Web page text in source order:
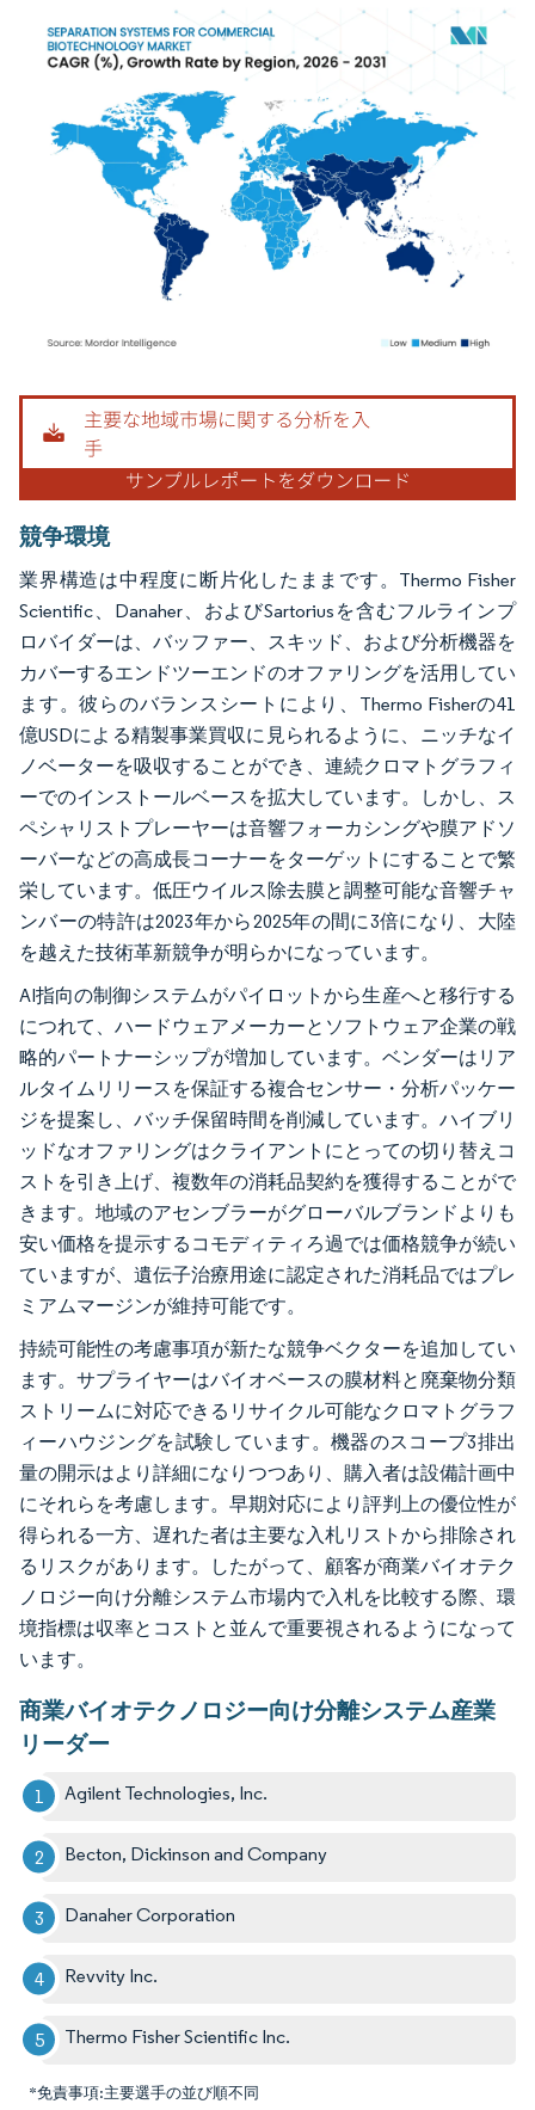
画像 © Mordor Intelligence。再利用にはCC BY 4.0の表示が必要です。
競争環境
業界構造は中程度に断片化したままです。Thermo Fisher
Scientific、Danaher、およびSartoriusを含むフルラインプ
ロバイダーは、バッファー、スキッド、および分析機器を
カバーするエンドツーエンドのオファリングを活用してい
ます。彼らのバランスシートにより、Thermo Fisherの41
億USDによる精製事業買収に見られるように、ニッチなイ
ノベーターを吸収することができ、連続クロマトグラフィ
ーでのインストールベースを拡大しています。しかし、ス
ペシャリストプレーヤーは音響フォーカシングや膜アドソ
ーバーなどの高成長コーナーをターゲットにすることで繁
栄しています。低圧ウイルス除去膜と調整可能な音響チャ
ンバーの特許は2023年から2025年の間に3倍になり、大陸
を越えた技術革新競争が明らかになっています。
AI指向の制御システムがパイロットから生産へと移行する
につれて、ハードウェアメーカーとソフトウェア企業の戦
略的パートナーシップが増加しています。ベンダーはリア
ルタイムリリースを保証する複合センサー・分析パッケー
ジを提案し、バッチ保留時間を削減しています。ハイブリ
ッドなオファリングはクライアントにとっての切り替えコ
ストを引き上げ、複数年の消耗品契約を獲得することがで
きます。地域のアセンブラーがグローバルブランドよりも
安い価格を提示するコモディティろ過では価格競争が続い
ていますが、遺伝子治療用途に認定された消耗品ではプレ
ミアムマージンが維持可能です。
持続可能性の考慮事項が新たな競争ベクターを追加してい
ます。サプライヤーはバイオベースの膜材料と廃棄物分類
ストリームに対応できるリサイクル可能なクロマトグラフ
ィーハウジングを試験しています。機器のスコープ3排出
量の開示はより詳細になりつつあり、購入者は設備計画中
にそれらを考慮します。早期対応により評判上の優位性が
得られる一方、遅れた者は主要な入札リストから排除され
るリスクがあります。したがって、顧客が商業バイオテク
ノロジー向け分離システム市場内で入札を比較する際、環
境指標は収率とコストと並んで重要視されるようになって
います。
商業バイオテクノロジー向け分離システム産業
リーダー
Agilent Technologies, Inc.
Becton, Dickinson and Company
Danaher Corporation
Revvity Inc.
Thermo Fisher Scientific Inc.
*免責事項:主要選手の並び順不同